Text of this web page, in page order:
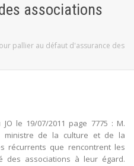
associations
pallier au défaut d'assurance des
le 19/07/2011 page 7775 : M.
ministre de la culture et de la
récurrents que rencontrent les
des associations à leur égard.